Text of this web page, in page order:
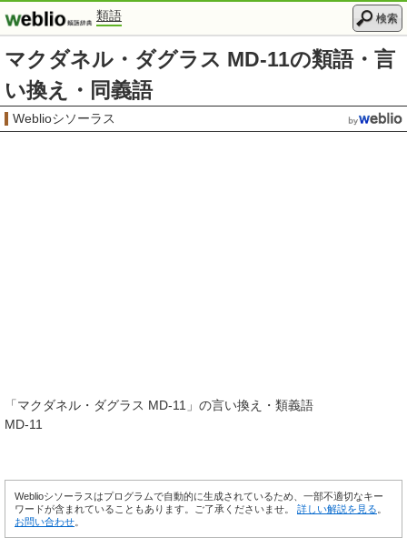
類語 検索
マクダネル・ダグラス MD-11の類語・言
い換え・同義語
Weblioシソーラス
「マクダネル・ダグラス MD-11 」の言い換え・類義語
MD-11
Weblioシソーラスはプログラムで自動的に生成されているため、一部不適切なキー
ワードが含まれていることもあります。ご了承くださいませ。 詳しい解説を見る
お問い合わせ